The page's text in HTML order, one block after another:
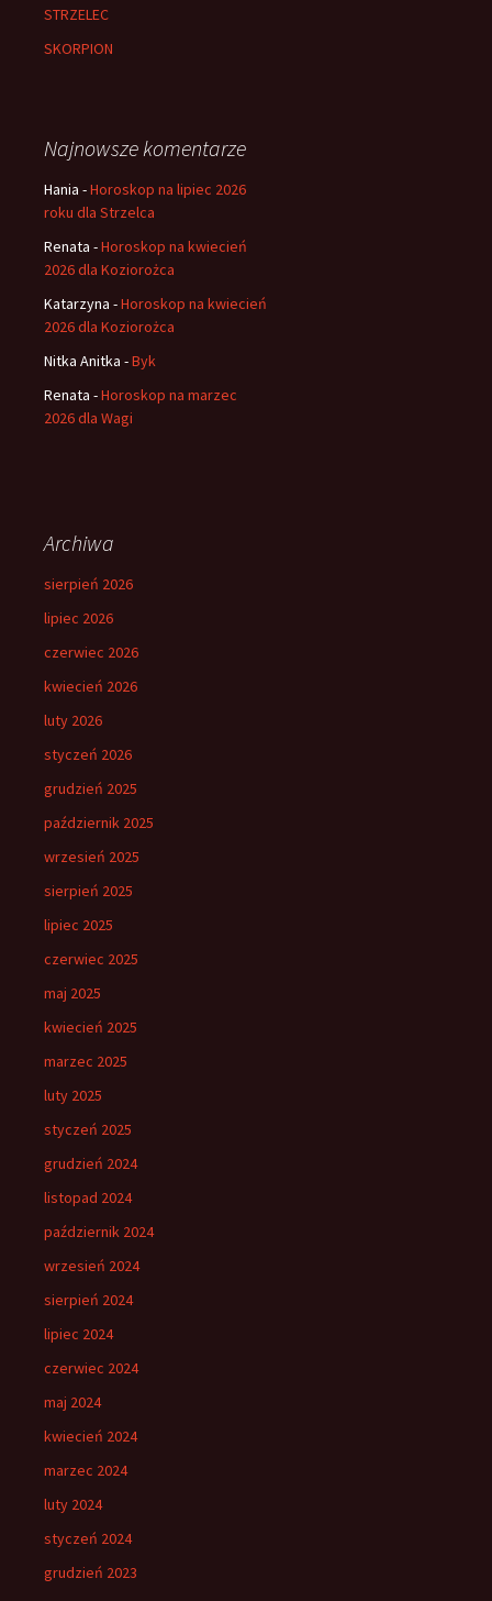
STRZELEC
SKORPION
Najnowsze komentarze
Hania -Horoskop na lipiec 2026
roku dla Strzelca
Renata -Horoskop na kwiecień
2026 dla Koziorożca
Katarzyna -Horoskop na kwiecień
2026 dla Koziorożca
Nitka Anitka -Byk
Renata -Horoskop na marzec
2026 dla Wagi
Archiwa
sierpień 2026
lipiec 2026
czerwiec 2026
kwiecień 2026
luty 2026
styczeń 2026
grudzień 2025
październik 2025
wrzesień 2025
sierpień 2025
lipiec 2025
czerwiec 2025
maj 2025
kwiecień 2025
marzec 2025
luty 2025
styczeń 2025
grudzień 2024
listopad 2024
październik 2024
wrzesień 2024
sierpień 2024
lipiec 2024
czerwiec 2024
maj 2024
kwiecień 2024
marzec 2024
luty 2024
styczeń 2024
grudzień 2023